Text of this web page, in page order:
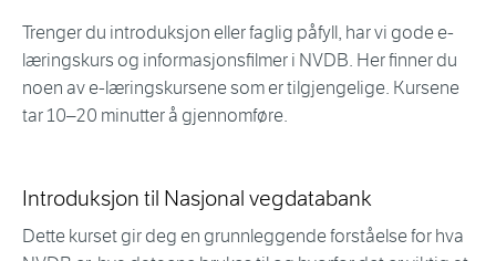
Trenger du introduksjon eller faglig påfyll, har vi gode e-
læringskurs og informasjonsfilmer i NVDB. Her finner du
noen av e-læringskursene som er tilgjengelige. Kursene
tar 10–20 minutter å gjennomføre.
Introduksjon til Nasjonal vegdatabank
Dette kurset gir deg en grunnleggende forståelse for hva